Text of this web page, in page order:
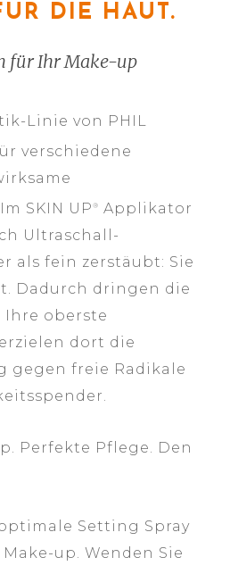
DIE HAUT.
für Ihr Make-up
Linie von PHIL
verschiedene
SKIN UP® Applikator
Ultraschall-
als fein zerstäubt: Sie
Dadurch dringen die
Ihre oberste
dort die
gegen freie Radikale
Perfekte Pflege. Den
Setting Spray
up. Wenden Sie